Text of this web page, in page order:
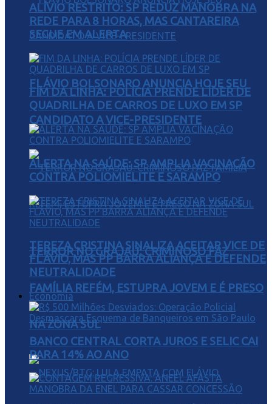
FLÁVIO BOLSONARO ANUNCIA HOJE SEU
CANDIDATO A VICE-PRESIDENTE
TERROR NO GRAJAÚ: CRIMINOSO FAZ
FAMÍLIA REFÉM, ESTUPRA JOVEM E É PRESO
NA ZONA SUL
ALÍVIO RESTRITO: SP REDUZ MANOBRA NA
REDE PARA 8 HORAS, MAS CANTAREIRA
SEGUE EM ALERTA
FIM DA LINHA: POLÍCIA PRENDE LÍDER DE
QUADRILHA DE CARROS DE LUXO EM SP
ALERTA NA SAÚDE: SP AMPLIA VACINAÇÃO
CONTRA POLIOMIELITE E SARAMPO
TEREZA CRISTINA SINALIZA ACEITAR VICE DE
FLÁVIO, MAS PP BARRA ALIANÇA E DEFENDE
NEUTRALIDADE
Economia
BANCO CENTRAL CORTA JUROS E SELIC CAI
PARA 14% AO ANO